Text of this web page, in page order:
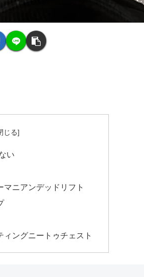
い
ニアンデッドリフト
ングニートゥチェスト